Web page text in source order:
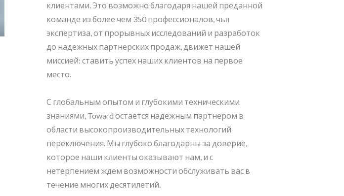
клиентами. Это возможно благодаря нашей преданной
команде из более чем 350 профессионалов, чья
экспертиза, от прорывных исследований и разработок
до надежных партнерских продаж, движет нашей
миссией: ставить успех наших клиентов на первое
место.
С глобальным опытом и глубокими техническими
знаниями, Toward остается надежным партнером в
области высокопроизводительных технологий
переключения. Мы глубоко благодарны за доверие,
которое наши клиенты оказывают нам, и с
нетерпением ждем возможности обслуживать вас в
течение многих десятилетий.